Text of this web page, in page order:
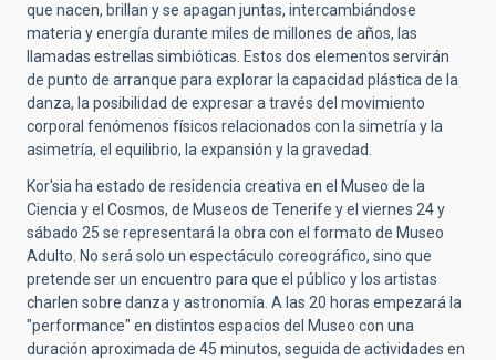
que nacen, brillan y se apagan juntas, intercambiándose
materia y energía durante miles de millones de años, las
llamadas estrellas simbióticas. Estos dos elementos servirán
de punto de arranque para explorar la capacidad plástica de la
danza, la posibilidad de expresar a través del movimiento
corporal fenómenos físicos relacionados con la simetría y la
asimetría, el equilibrio, la expansión y la gravedad.
Kor'sia ha estado de residencia creativa en el Museo de la
Ciencia y el Cosmos, de Museos de Tenerife y el viernes 24 y
sábado 25 se representará la obra con el formato de Museo
Adulto. No será solo un espectáculo coreográfico, sino que
pretende ser un encuentro para que el público y los artistas
charlen sobre danza y astronomía. A las 20 horas empezará la
"performance" en distintos espacios del Museo con una
duración aproximada de 45 minutos, seguida de actividades en